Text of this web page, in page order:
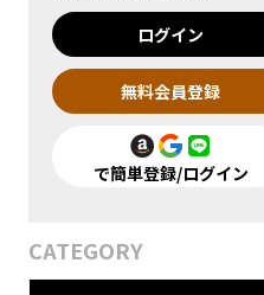
ログイン
無料会員登録
で簡単登録/ログイン
CATEGORY